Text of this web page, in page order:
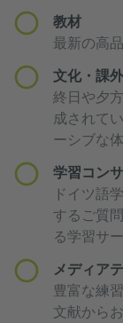
教材
最新の高
文化・課
終日や夕
成されて
ーシブな
学習コン
ドイツ語
するご質
る学習サー
メディア
豊富な練
文献から